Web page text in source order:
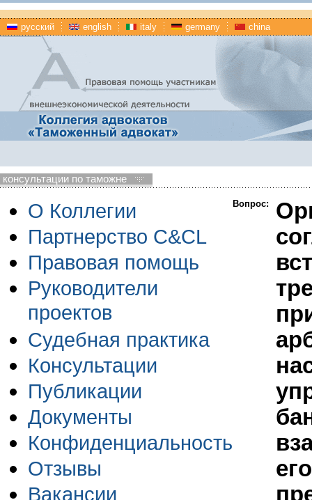
русский english italy germany china
консультации по таможне
О Коллегии
Партнерство C&CL
Правовая помощь
Руководители
проектов
Судебная практика
Консультации
Публикации
Документы
Конфиденциальность
Отзывы
Вакансии
Вопрос: